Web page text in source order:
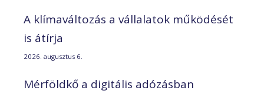
A klímaváltozás a vállalatok működését
is átírja
2026. augusztus 6.
Mérföldkő a digitális adózásban